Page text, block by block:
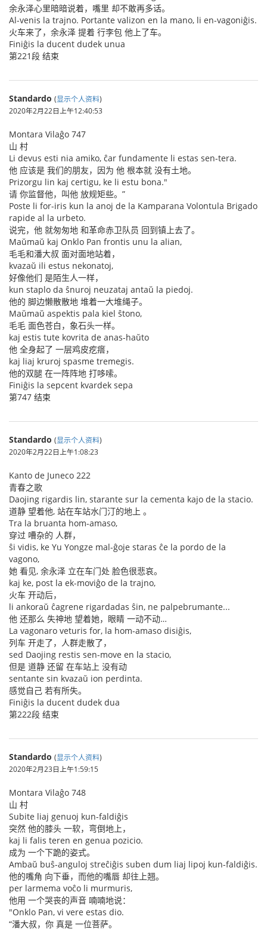
余永泽心里暗暗说着，嘴里 却不敢再多话。
Al-venis la trajno. Portante valizon en la mano, li en-vagoniĝis.
火车来了，余永泽 提着 行李包 他上了车。
Finiĝis la ducent dudek unua
第221段 结束
Standardo (显示个人资料)
2020年2月22日上午12:40:53
Montara Vilaĝo 747
山 村
Li devus esti nia amiko, ĉar fundamente li estas sen-tera.
他 应该是 我们的朋友，因为 他 根本就 没有土地。
Prizorgu lin kaj certigu, ke li estu bona."
请 你监督他，叫他 放规矩些。”
Poste li for-iris kun la anoj de la Kamparana Volontula Brigado
rapide al la urbeto.
说完，他 就匆匆地 和革命赤卫队员 回到镇上去了。
Maŭmaŭ kaj Onklo Pan frontis unu la alian,
毛毛和潘大叔 面对面地站着，
kvazaŭ ili estus nekonatoj,
好像他们 是陌生人一样，
kun staplo da ŝnuroj neuzataj antaŭ la piedoj.
他的 脚边懒散散地 堆着一大堆绳子。
Maŭmaŭ aspektis pala kiel ŝtono,
毛毛 面色苍白，象石头一样。
kaj estis tute kovrita de anas-haŭto
他 全身起了 一层鸡皮疙瘩，
kaj liaj kruroj spasme tremegis.
他的双腿 在一阵阵地 打哆嗦。
Finiĝis la sepcent kvardek sepa
第747 结束
Standardo (显示个人资料)
2020年2月22日上午1:08:23
Kanto de Juneco 222
青春之歌
Daojing rigardis lin, starante sur la cementa kajo de la stacio.
道静 望着他, 站在车站水门汀的地上 。
Tra la bruanta hom-amaso,
穿过 嘈杂的 人群，
ŝi vidis, ke Yu Yongze mal-ĝoje staras ĉe la pordo de la
vagono,
她 看见, 余永泽 立在车门处 脸色很悲哀。
kaj ke, post la ek-moviĝo de la trajno,
火车 开动后，
li ankoraŭ ĉagrene rigardadas ŝin, ne palpebrumante...
他 还那么 失神地 望着她，眼睛 一动不动…
La vagonaro veturis for, la hom-amaso disiĝis,
列车 开走了，人群走散了，
sed Daojing restis sen-move en la stacio,
但是 道静 还留 在车站上 没有动
sentante sin kvazaŭ ion perdinta.
感觉自己 若有所失。
Finiĝis la ducent dudek dua
第222段 结束
Standardo (显示个人资料)
2020年2月23日上午1:59:15
Montara Vilaĝo 748
山 村
Subite liaj genuoj kun-faldiĝis
突然 他的膝头 一软，弯倒地上，
kaj li falis teren en genua pozicio.
成为 一个下跪的姿式。
Ambaŭ buŝ-anguloj streĉiĝis suben dum liaj lipoj kun-faldiĝis.
他的嘴角 向下垂，而他的嘴唇 却往上翘。
per larmema voĉo li murmuris,
他用 一个哭丧的声音 喃喃地说：
"Onklo Pan, vi vere estas dio.
“潘大叔，你 真是 一位菩萨。